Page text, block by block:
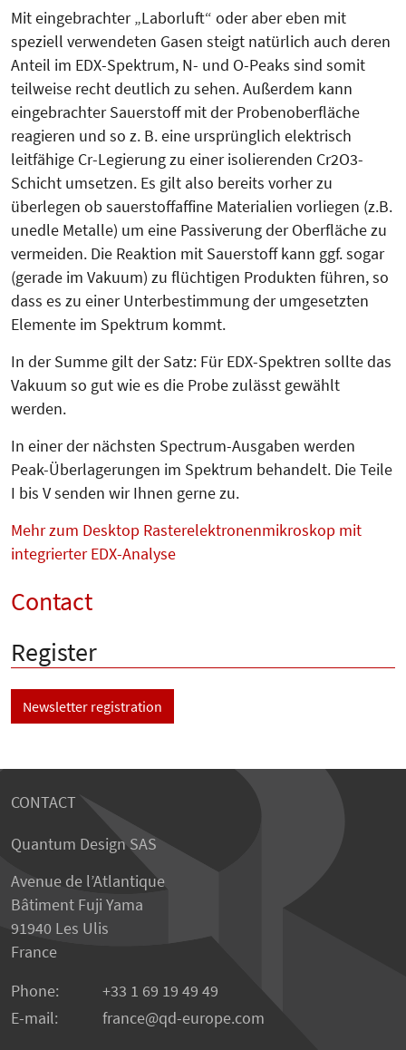
Mit eingebrachter „Laborluft“ oder aber eben mit
speziell verwendeten Gasen steigt natürlich auch deren
Anteil im EDX-Spektrum, N- und O-Peaks sind somit
teilweise recht deutlich zu sehen. Außerdem kann
eingebrachter Sauerstoff mit der Probenoberfläche
reagieren und so z. B. eine ursprünglich elektrisch
leitfähige Cr-Legierung zu einer isolierenden Cr2O3-
Schicht umsetzen. Es gilt also bereits vorher zu
überlegen ob sauerstoffaffine Materialien vorliegen (z.B.
unedle Metalle) um eine Passiverung der Oberfläche zu
vermeiden. Die Reaktion mit Sauerstoff kann ggf. sogar
(gerade im Vakuum) zu flüchtigen Produkten führen, so
dass es zu einer Unterbestimmung der umgesetzten
Elemente im Spektrum kommt.
In der Summe gilt der Satz: Für EDX-Spektren sollte das
Vakuum so gut wie es die Probe zulässt gewählt
werden.
In einer der nächsten Spectrum-Ausgaben werden
Peak-Überlage­run­gen im Spek­trum behandelt. Die Teile
I bis V senden wir Ihnen gerne zu.
Mehr zum Desktop Rasterelektronenmikroskop mit
integrierter EDX-Analyse
Contact
Register
Newsletter registration
CONTACT
Quantum Design SAS
Avenue de l’Atlantique
Bâtiment Fuji Yama
91940 Les Ulis
France
Phone:
+33 1 69 19 49 49
E-mail:
france qd-europe.com